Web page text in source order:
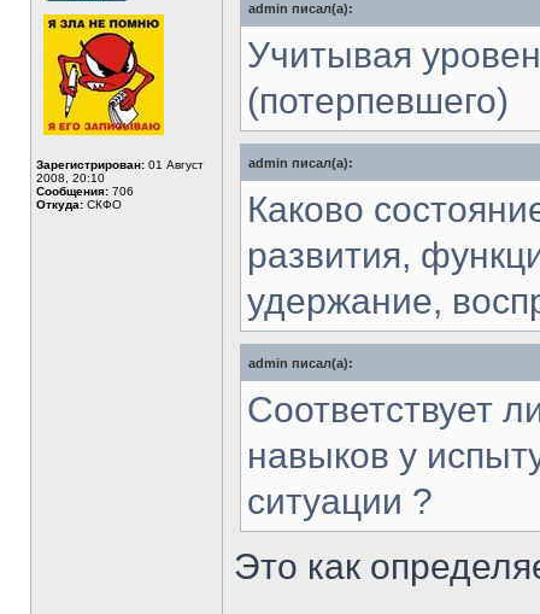
в
сети
Зарегистрирован: 01 Август
2008, 20:10
Сообщения: 706
Откуда: СКФО
admin писал(а):
Учитывая
(потерпевшего)
admin писал(а):
Каково
развития,
удержание,
admin писал(а):
Соответствует
навыков у
ситуации ?
Это как